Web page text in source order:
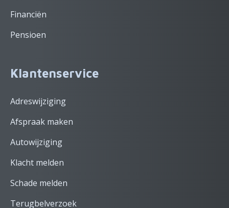
Financiën
Pensioen
Klantenservice
Adreswijziging
Afspraak maken
Autowijziging
Klacht melden
Schade melden
Terugbelverzoek